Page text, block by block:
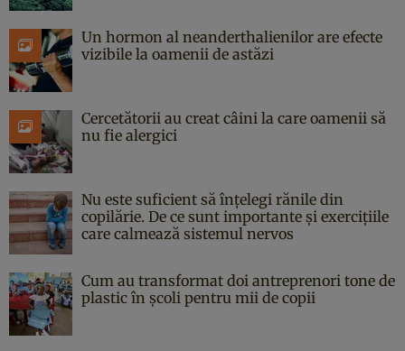
Un hormon al neanderthalienilor are efecte
vizibile la oamenii de astăzi
Cercetătorii au creat câini la care oamenii să
nu fie alergici
Nu este suficient să înțelegi rănile din
copilărie. De ce sunt importante și exercițiile
care calmează sistemul nervos
Cum au transformat doi antreprenori tone de
plastic în școli pentru mii de copii